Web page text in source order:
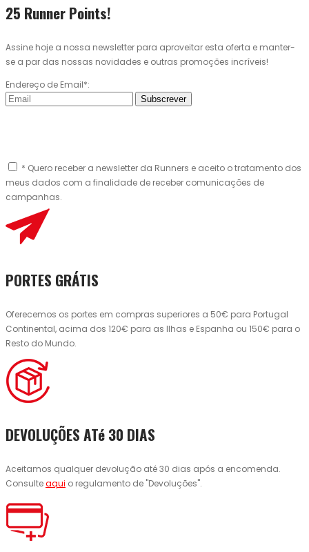
25 Runner Points!
Assine hoje a nossa newsletter para aproveitar esta oferta e manter-
se a par das nossas novidades e outras promoções incríveis!
Endereço de Email*:
Subscrever
* Quero receber a newsletter da Runners e aceito o tratamento dos
meus dados com a finalidade de receber comunicações de
campanhas.
PORTES GRÁTIS
Oferecemos os portes em compras superiores a 50€ para Portugal
Continental, acima dos 120€ para as Ilhas e Espanha ou 150€ para o
Resto do Mundo.
DEVOLUÇÕES ATé 30 DIAS
Aceitamos qualquer devolução até 30 dias após a encomenda.
Consulteaqui o regulamento de "Devoluções".